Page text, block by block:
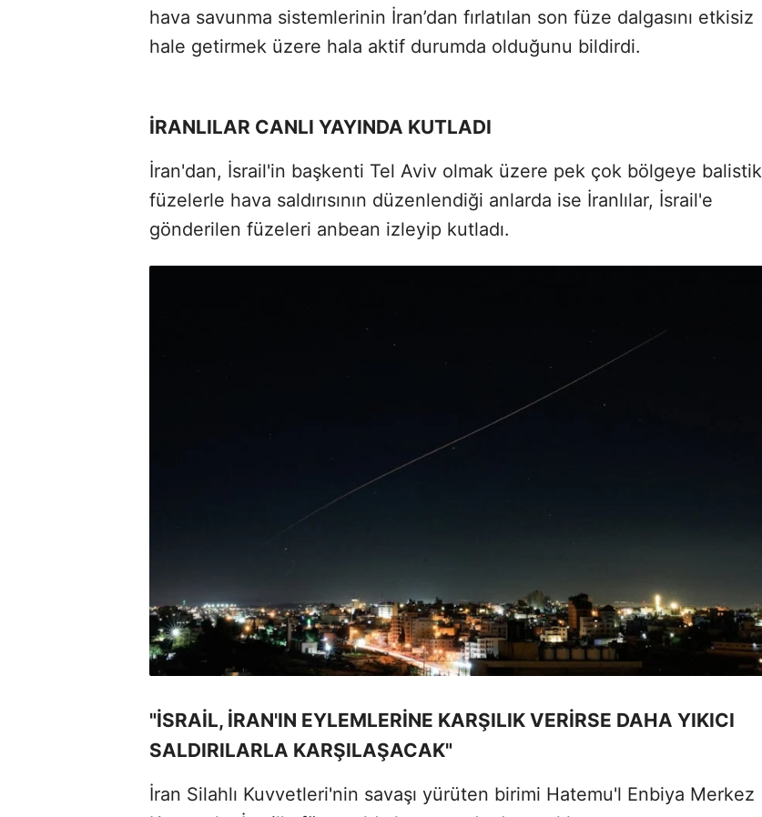
hava savunma sistemlerinin İran’dan fırlatılan son füze dalgasını etkisiz
hale getirmek üzere hala aktif durumda olduğunu bildirdi.
İRANLILAR CANLI YAYINDA KUTLADI
İran'dan, İsrail'in başkenti Tel Aviv olmak üzere pek çok bölgeye balistik
füzelerle hava saldırısının düzenlendiği anlarda ise İranlılar, İsrail'e
gönderilen füzeleri anbean izleyip kutladı.
"İSRAİL, İRAN'IN EYLEMLERİNE KARŞILIK VERİRSE DAHA YIKICI
SALDIRILARLA KARŞILAŞACAK"
İran Silahlı Kuvvetleri'nin savaşı yürüten birimi Hatemu'l Enbiya Merkez